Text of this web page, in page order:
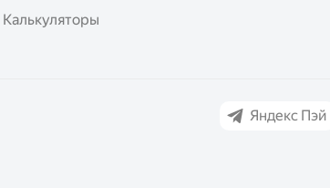
Калькуляторы
Яндекс Пэй